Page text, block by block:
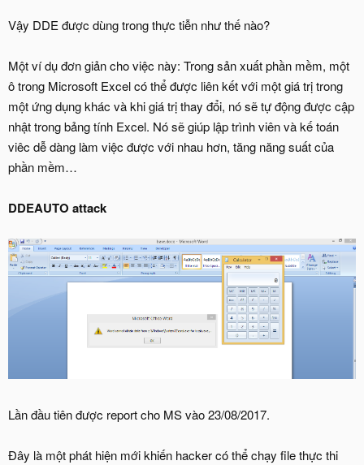
Vậy DDE được dùng trong thực tiễn như thế nào?
Một ví dụ đơn giản cho việc này: Trong sản xuất phần mềm, một
ô trong Microsoft Excel có thể được liên kết với một giá trị trong
một ứng dụng khác và khi giá trị thay đổi, nó sẽ tự động được cập
nhật trong bảng tính Excel. Nó sẽ giúp lập trình viên và kế toán
viêc dễ dàng làm việc được với nhau hơn, tăng năng suất của
phần mềm…
DDEAUTO attack
Lần đầu tiên được report cho MS vào 23/08/2017.
Đây là một phát hiện mới khiến hacker có thể chạy file thực thi